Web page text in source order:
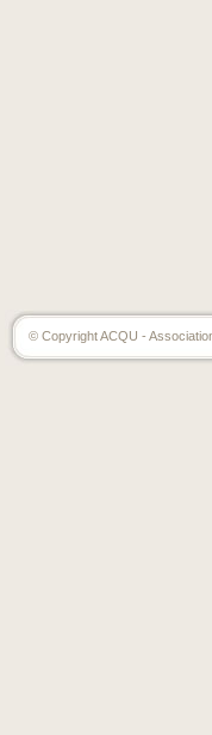
© Copyright ACQU -